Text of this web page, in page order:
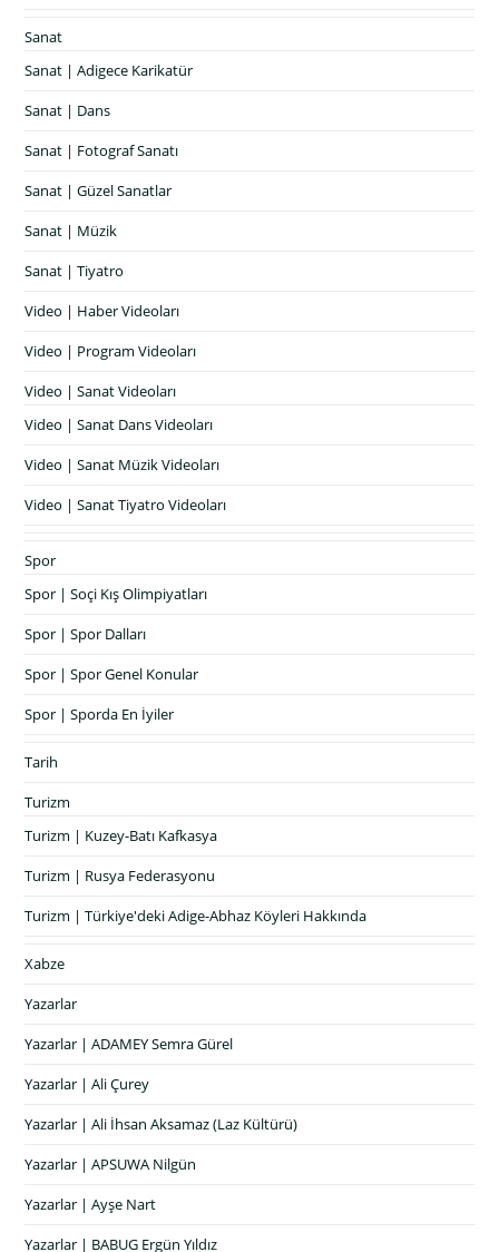
Sanat
Sanat | Adigece Karikatür
Sanat | Dans
Sanat | Fotograf Sanatı
Sanat | Güzel Sanatlar
Sanat | Müzik
Sanat | Tiyatro
Video | Haber Videoları
Video | Program Videoları
Video | Sanat Videoları
Video | Sanat Dans Videoları
Video | Sanat Müzik Videoları
Video | Sanat Tiyatro Videoları
Spor
Spor | Soçi Kış Olimpiyatları
Spor | Spor Dalları
Spor | Spor Genel Konular
Spor | Sporda En İyiler
Tarih
Turizm
Turizm | Kuzey-Batı Kafkasya
Turizm | Rusya Federasyonu
Turizm | Türkiye'deki Adige-Abhaz Köyleri Hakkında
Xabze
Yazarlar
Yazarlar | ADAMEY Semra Gürel
Yazarlar | Ali Çurey
Yazarlar | Ali İhsan Aksamaz (Laz Kültürü)
Yazarlar | APSUWA Nilgün
Yazarlar | Ayşe Nart
Yazarlar | BABUG Ergün Yıldız